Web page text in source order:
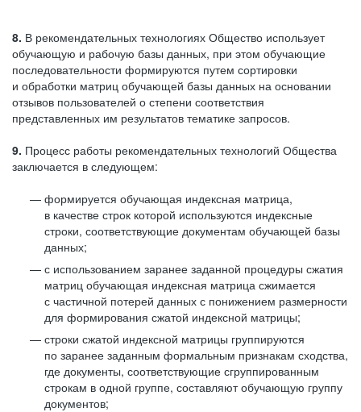
8. В рекомендательных технологиях Общество использует
обучающую и рабочую базы данных, при этом обучающие
последовательности формируются путем сортировки
и обработки матриц обучающей базы данных на основании
отзывов пользователей о степени соответствия
представленных им результатов тематике запросов.
9. Процесс работы рекомендательных технологий Общества
заключается в следующем:
формируется обучающая индексная матрица,
в качестве строк которой используются индексные
строки, соответствующие документам обучающей базы
данных;
с использованием заранее заданной процедуры сжатия
матриц обучающая индексная матрица сжимается
с частичной потерей данных с понижением размерности
для формирования сжатой индексной матрицы;
строки сжатой индексной матрицы группируются
по заранее заданным формальным признакам сходства,
где документы, соответствующие сгруппированным
строкам в одной группе, составляют обучающую группу
документов;